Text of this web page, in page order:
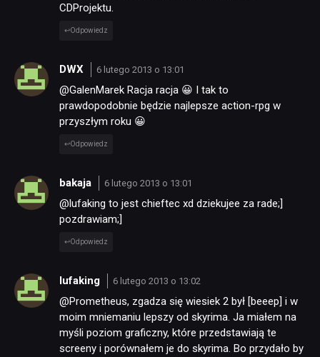
DYSKUSJE
JUŻ GRALIŚMY
SKLEP
CDProjektu.
Odpowiedz
DWX 6 lutego 2013 o 13:01
@GalenMarek Racja racja 😀 I tak to
prawdopodobnie będzie najlepsze action-rpg w
przyszłym roku 😀
Odpowiedz
bakaja 6 lutego 2013 o 13:01
@lufaking to jest chieftec xd dziekujee za rade;]
pozdrawiam;]
Odpowiedz
lufaking 6 lutego 2013 o 13:02
@Prometheus, zgadza się wiesiek 2 był [beeep] i w
moim mniemaniu lepszy od skyrima. Ja miałem na
myśli poziom graficzny, które przedstawiają te
screeny i porównałem je do skyrima. Bo przydało by